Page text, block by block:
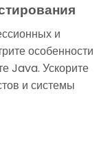
и
особенности
Java. Ускорите
и системы